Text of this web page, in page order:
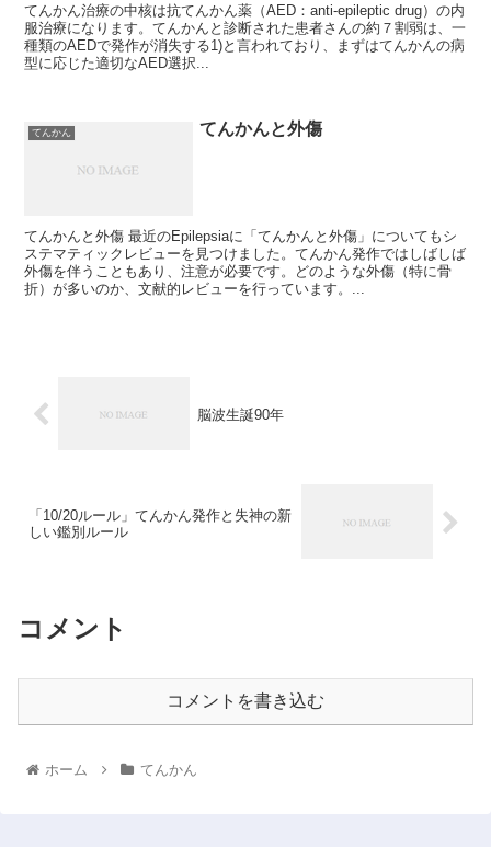
てんかん治療の中核は抗てんかん薬（AED：anti-epileptic drug）の内
服治療になります。てんかんと診断された患者さんの約７割弱は、一
種類のAEDで発作が消失する1)と言われており、まずはてんかんの病
型に応じた適切なAED選択...
てんかん てんかんと外傷
てんかんと外傷 最近のEpilepsiaに「てんかんと外傷」についてもシ
ステマティックレビューを見つけました。てんかん発作ではしばしば
外傷を伴うこともあり、注意が必要です。どのような外傷（特に骨
折）が多いのか、文献的レビューを行っています。...
脳波生誕90年
「10/20ルール」てんかん発作と失神の新
しい鑑別ルール
コメント
コメントを書き込む
ホーム てんかん